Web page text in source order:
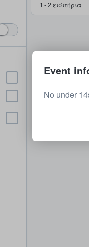
1 - 2 εισιτήρια
Event
No under